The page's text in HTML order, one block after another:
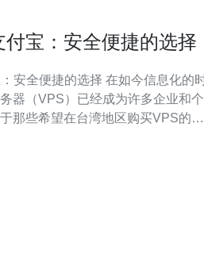
付宝：安全便捷的选择
的选择 在如今信息化的时
器（VPS）已经成为许多企业和个
那些希望在台湾地区购买VPS的用